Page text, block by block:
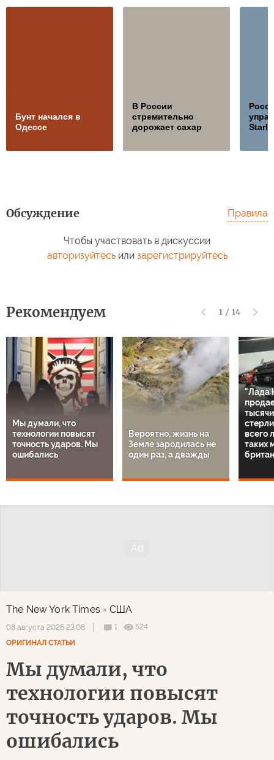
Бунт начался в
Одессе
В России
стремительно
дорожает сахар
Обсуждение Правила
Чтобы участвовать в дискуссии
авторизуйтесьили зарегистрируйтесь
Рекомендуем 1 / 14
Мы думали, что
технологии повысят
точность ударов. Мы
ошибались
Вероятно, жизнь на
Земле зародилась не
один раз, а дважды
"Лада
всего
таких
The New York Times США
08 августа 2026 23:08 1
524
ОРИГИНАЛ СТАТЬИ
Мы думали, что
технологии повысят
точность ударов. Мы
ошибались